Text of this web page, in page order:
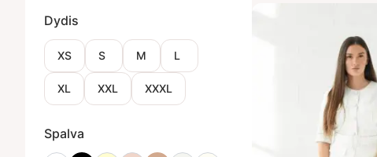
Dydis
XS S M L
XL XXL XXXL
Spalva